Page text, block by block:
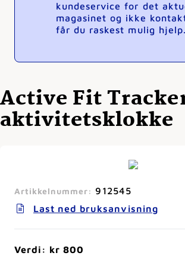
kundeservice for det
magasinet og ikke
får du raskest mulig hjelp.
Active Fit
aktivitetsklokke
Artikkelnummer: 912545
Last ned bruksanvisning
Verdi: kr 800